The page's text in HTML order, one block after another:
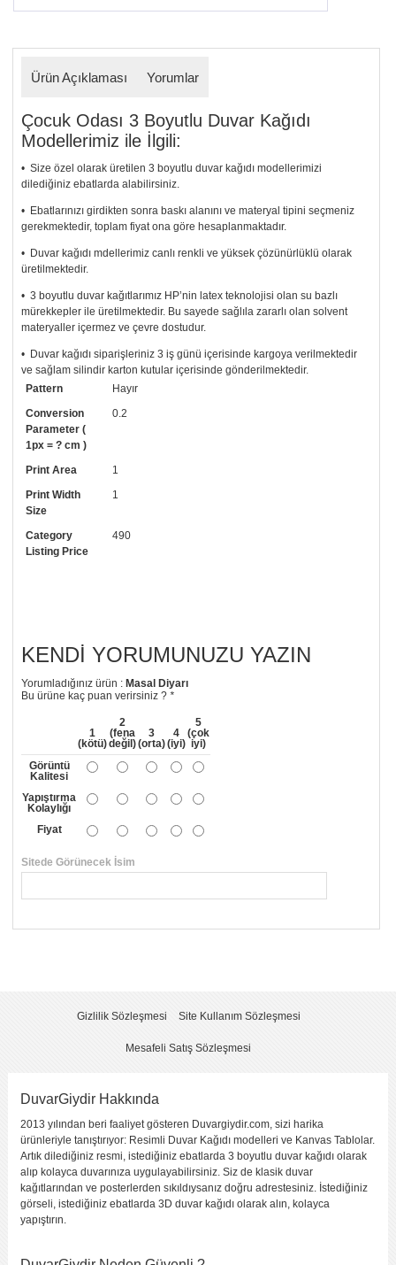
Ürün Açıklaması Yorumlar
Çocuk Odası 3 Boyutlu Duvar Kağıdı
Modellerimiz ile İlgili:
• Size özel olarak üretilen 3 boyutlu duvar kağıdı modellerimizi
dilediğiniz ebatlarda alabilirsiniz.
• Ebatlarınızı girdikten sonra baskı alanını ve materyal tipini seçmeniz
gerekmektedir, toplam fiyat ona göre hesaplanmaktadır.
• Duvar kağıdı mdellerimiz canlı renkli ve yüksek çözünürlüklü olarak
üretilmektedir.
• 3 boyutlu duvar kağıtlarımız HP’nin latex teknolojisi olan su bazlı
mürekkepler ile üretilmektedir. Bu sayede sağlıla zararlı olan solvent
materyaller içermez ve çevre dostudur.
• Duvar kağıdı siparişleriniz 3 iş günü içerisinde kargoya verilmektedir
ve sağlam silindir karton kutular içerisinde gönderilmektedir.
• Tutkalınız, siparişiniz ile birlikte ücretsiz olarak gönderilecektir.
Uygulaması standart duvar kağıdı ile aynıdır. Siparişiniz ile birlikte
uygulama kılavuzu da gönderilecektir.
arayıp talebinizi iletebilirsiniz.
• Görselde düzenleme yaptırmak istiyorsanız yine bize telefon
numaramızdan ulaşabilirsiniz.
Pattern
Hayır
Conversion
Parameter (
1px = ? cm )
0.2
Print Area
1
Print Width
Size
1
Category
Listing Price
490
KENDI YORUMUNUZU YAZIN
Yorumladığınız ürün : Masal Diyarı
Bu ürüne kaç puan verirsiniz ?*
1
(kötü)
2
(fena
değil)
3
(orta)
4
(iyi)
5
(çok
iyi)
Görüntü
Kalitesi
Yapıştırma
Kolaylığı
Fiyat
Sitede Görünecek İsim
Yorumu Gönder
Gizlilik Sözleşmesi Site Kullanım Sözleşmesi
Mesafeli Satış Sözleşmesi
DuvarGiydir Hakkında
2013 yılından beri faaliyet gösteren Duvargiydir.com, sizi harika
ürünleriyle tanıştırıyor: Resimli Duvar Kağıdı modelleri ve Kanvas Tablolar.
Artık dilediğiniz resmi, istediğiniz ebatlarda 3 boyutlu duvar kağıdı olarak
alıp kolayca duvarınıza uygulayabilirsiniz. Siz de klasik duvar
kağıtlarından ve posterlerden sıkıldıysanız doğru adrestesiniz. İstediğiniz
görseli, istediğiniz ebatlarda 3D duvar kağıdı olarak alın, kolayca
yapıştırın.